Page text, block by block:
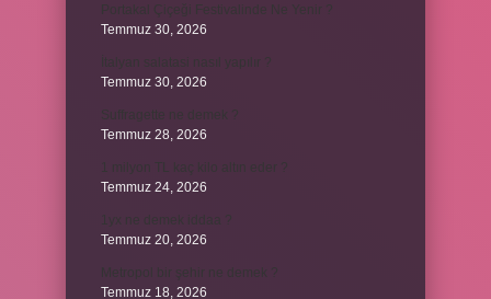
Portakal Çiçeği Festivalinde Ne Yenir ?
Temmuz 30, 2026
İtalyan salatasi nasıl yapılır ?
Temmuz 30, 2026
Suffragette ne demek ?
Temmuz 28, 2026
1 milyon TL kaç kilo altın eder ?
Temmuz 24, 2026
Temmuz 20, 2026
Metropol bir şehir ne demek ?
Temmuz 18, 2026